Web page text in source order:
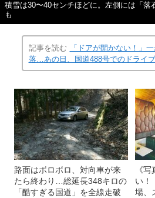
積雪は30〜40センチほどに。左側には「落
も
記事を読む
「ドアが開かない！」
落…あの日、国道488号でのドライブ
路面はボロボロ、対向車が来
たら終わり…総延長348キロの
「酷すぎる国道」を全線走破
《
い！
場、